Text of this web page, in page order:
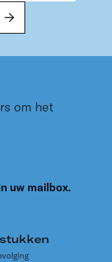
om het
uw mailbox.